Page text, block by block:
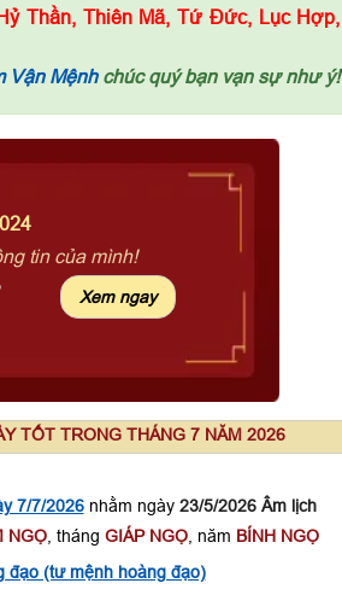
Thần, Thiên Mã, Tứ Đức, Lục Hợp,
Vận Mệnhchúc quý bạn vạn sự như ý!
tin của mình!
TỐT TRONG THÁNG 7 NĂM 2026
7/7/2026nhằm ngày 23/5/2026 Âm lịch
NGỌ, tháng GIÁP NGỌ, năm BÍNH NGỌ
đạo (tư mệnh hoàng đạo)